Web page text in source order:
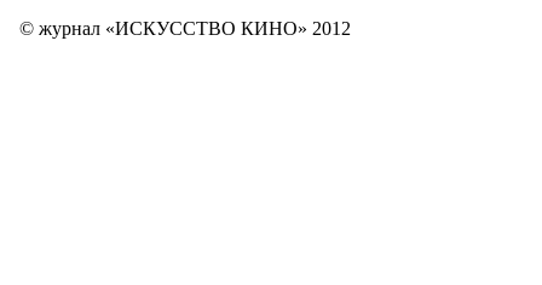
© журнал «ИСКУССТВО КИНО» 2012